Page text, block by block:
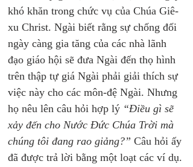
khó khăn trong chức vụ của Chúa Giê-
xu Christ. Ngài biết rằng sự chống đối
ngày càng gia tăng của các nhà lãnh
đạo giáo hội sẽ đưa Ngài đến thọ hình
trên thập tự giá Ngài phải giải thích sự
việc này cho các môn-đệ Ngài. Nhưng
họ nêu lên câu hỏi hợp lý “Điều gì sẽ
xảy đến cho Nước Đức Chúa Trời mà
chúng tôi đang rao giảng?” Câu hỏi ấy
đã được trả lời bằng một loạt các ví dụ.